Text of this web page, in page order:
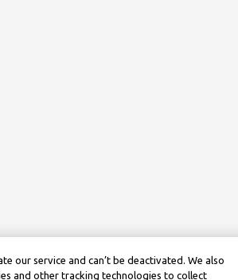
our service and can’t be deactivated. We also
and other tracking technologies to collect